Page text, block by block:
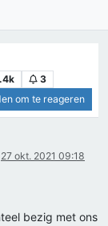
3
om te reageren
27 okt. 2021 09:18
bezig met ons